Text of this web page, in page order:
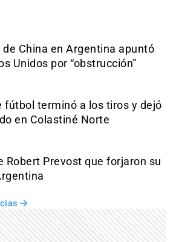
de China en Argentina apuntó
Unidos por “obstrucción”
fútbol terminó a los tiros y dejó
en Colastiné Norte
Robert Prevost que forjaron su